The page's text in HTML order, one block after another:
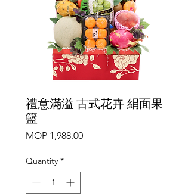
禮意滿溢 古式花卉 絹面果
籃
MOP 1,988.00Price
Quantity *